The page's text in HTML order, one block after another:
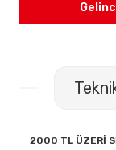
2000 TL ÜZERİ